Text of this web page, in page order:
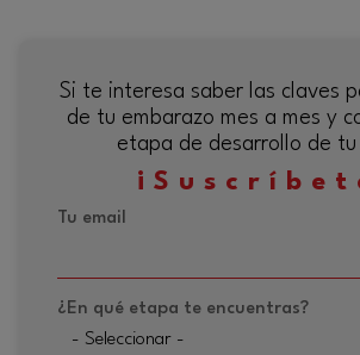
Si te interesa saber las claves
de tu embarazo mes a mes y
etapa de desarrollo de tu
Tu email
¿En qué etapa te encuentras?